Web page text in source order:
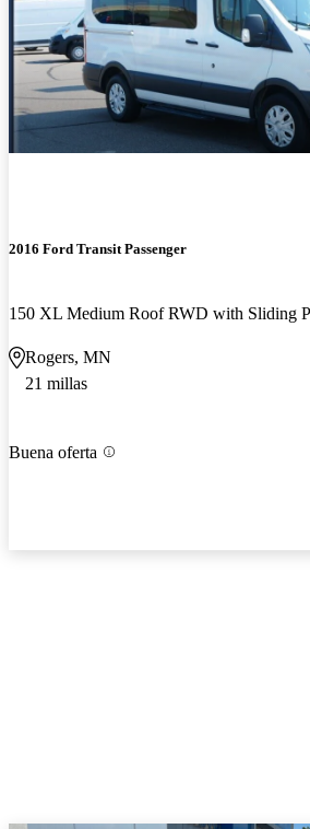
2016 Ford Transit Passenger
Rogers, MN
21 millas
Buena oferta